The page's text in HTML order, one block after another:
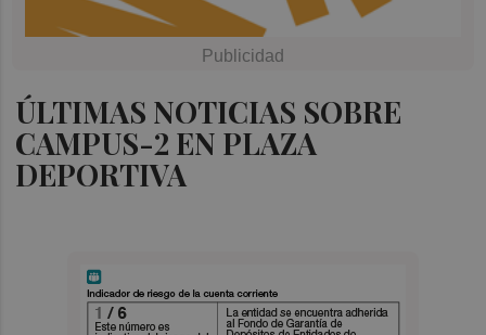
ÚLTIMAS NOTICIAS SOBRE
CAMPUS-2 EN PLAZA
DEPORTIVA